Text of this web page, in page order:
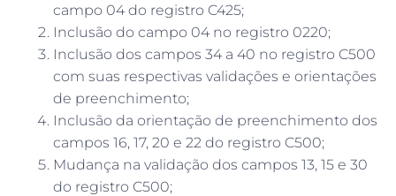
campo 04 do registro C425;
Inclusão do campo 04 no registro 0220;
Inclusão dos campos 34 a 40 no registro C500
com suas respectivas validações e orientações
de preenchimento;
Inclusão da orientação de preenchimento dos
campos 16, 17, 20 e 22 do registro C500;
Mudança na validação dos campos 13, 15 e 30
do registro C500;